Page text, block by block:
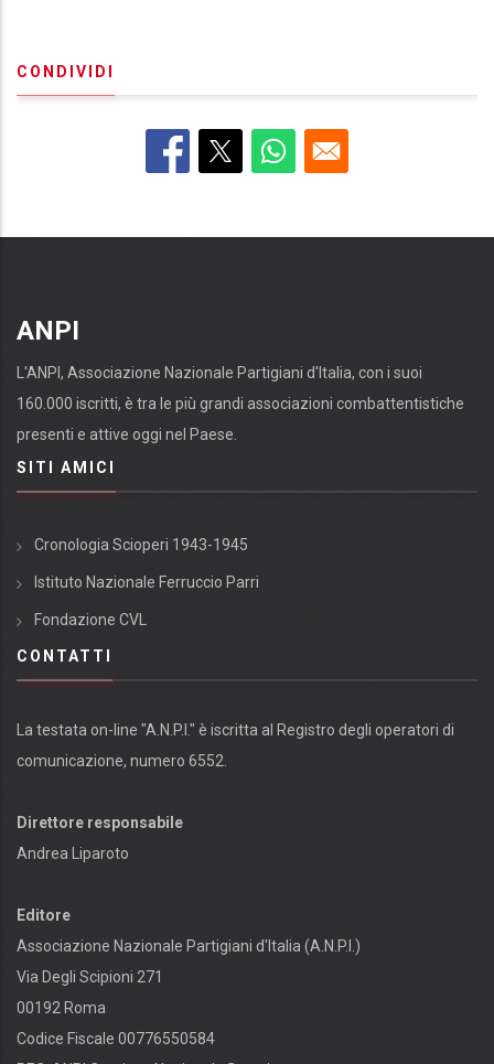
CONDIVIDI
ANPI
L'ANPI, Associazione Nazionale Partigiani d'Italia, con i suoi
160.000 iscritti, è tra le più grandi associazioni combattentistiche
presenti e attive oggi nel Paese.
SITI AMICI
Cronologia Scioperi 1943-1945
Istituto Nazionale Ferruccio Parri
Fondazione CVL
CONTATTI
La testata on-line "A.N.P.I." è iscritta al Registro degli operatori di
comunicazione, numero 6552.
Direttore responsabile
Andrea Liparoto
Editore
Associazione Nazionale Partigiani d'Italia (A.N.P.I.)
Via Degli Scipioni 271
00192 Roma
Codice Fiscale 00776550584